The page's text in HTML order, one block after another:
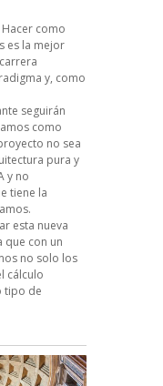
como
es la mejor
y, como
seguirán
como
no sea
pura y
y no
tiene la
esta nueva
que con un
no solo los
cálculo
tipo de